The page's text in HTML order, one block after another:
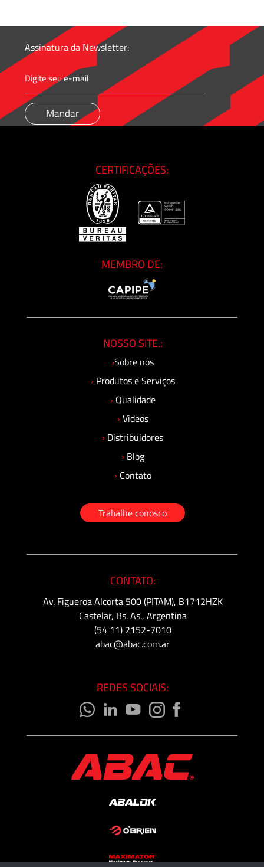
Assinatura da Newsletter:
CERTIFICAÇÕES:
MEMBRO DE:
NOSSO SITE.:
›Sobre nós
› Produtos e Serviços
› Qualidade
› Videos
› Distribuidores
› Blog
› Contato
Trabalhe conosco
CONTATO:
Av. Figueroa Alcorta 500 (PITAM), B1712HZK
Castelar, Bs. As., Argentina
(54 11) 2152-7010
abac@abac.com.ar
REDES SOCIAIS: